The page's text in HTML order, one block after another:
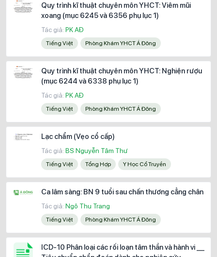
Quy trình kĩ thuật chuyên môn YHCT: Viêm mũi
xoang (mục 6245 và 6356 phụ lục 1)
Tác giả: PK AĐ
Tiếng Việt Phòng Khám YHCT Á Đông
Quy trình kĩ thuật chuyên môn YHCT: Nghiện rượu
(mục 6244 và 6338 phụ lục 1)
Tác giả: PK AĐ
Tiếng Việt Phòng Khám YHCT Á Đông
Lạc chẩm (Vẹo cổ cấp)
Tác giả: BS Nguyễn Tâm Thư
Tiếng Việt Tổng Hợp Y Học Cổ Truyền
Ca lâm sàng: BN 9 tuổi sau chấn thương cẳng chân
Tác giả: Ngô Thu Trang
Tiếng Việt Phòng Khám YHCT Á Đông
ICD-10 Phân loại các rối loạn tâm thần và hành vi __